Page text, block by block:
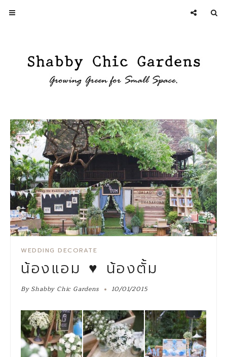
WEDDING DECORATE
น้องแอม ♥ น้องตั้ม
By Shabby Chic Gardens 10/01/2015